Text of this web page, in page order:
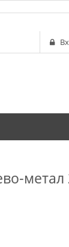
метал